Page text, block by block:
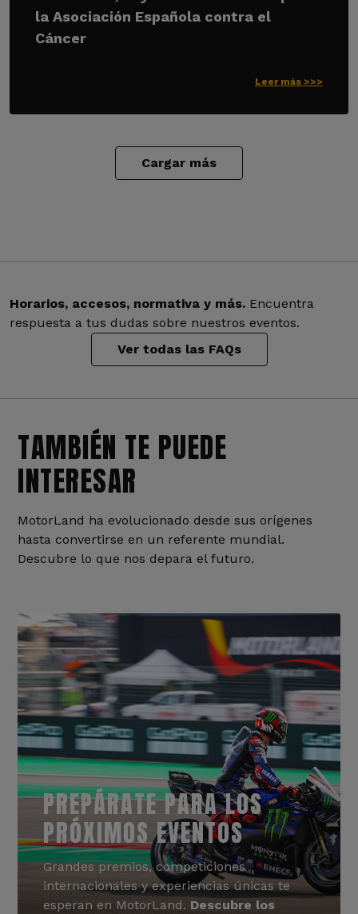
la Asociación Española contra el
Cáncer
Leer más >>>
Cargar más
Horarios, accesos, normativa y más. Encuentra
respuesta a tus dudas sobre nuestros eventos.
Ver todas las FAQs
TAMBIÉN TE PUEDE
INTERESAR
MotorLand ha evolucionado desde sus orígenes
hasta convertirse en un referente mundial.
Descubre lo que nos depara el futuro.
PREPÁRATE PARA LOS
PRÓXIMOS EVENTOS
Grandes premios, competiciones
internacionales y experiencias únicas te
esperan en MotorLand. Descubre los